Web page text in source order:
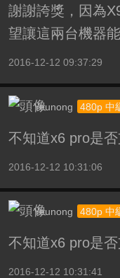
謝謝誇獎，因為
望讓這兩台機器
2016-12-12 09:37:29
Yeunong 480p 中
不知道x6 pro是
2016-12-12 10:31:06
Yeunong 480p 中
不知道x6 pro是
2016-12-12 10:31:41